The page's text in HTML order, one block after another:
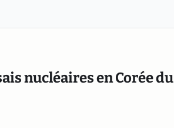
nucléaires en Corée du